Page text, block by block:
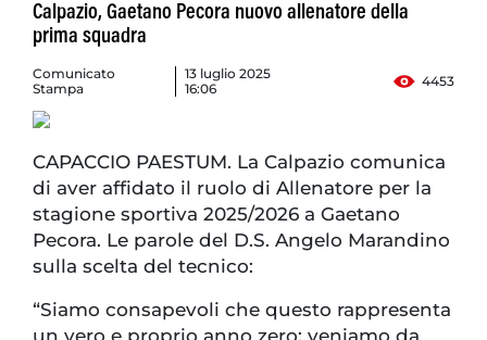
Calpazio, Gaetano Pecora nuovo allenatore della
prima squadra
Comunicato
Stampa
13 luglio 2025
16:06
4453
CAPACCIO PAESTUM. La Calpazio comunica
di aver affidato il ruolo di Allenatore per la
stagione sportiva 2025/2026 a Gaetano
Pecora. Le parole del D.S. Angelo Marandino
sulla scelta del tecnico:
“Siamo consapevoli che questo rappresenta
un vero e proprio anno zero: veniamo da